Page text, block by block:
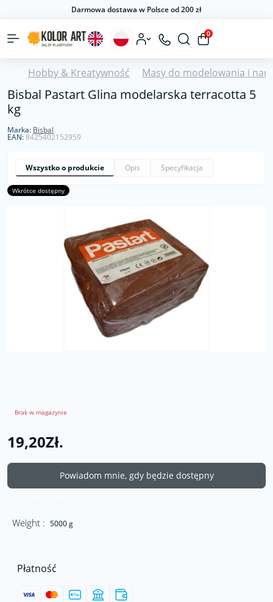
Darmowa dostawa w Polsce od 200 zł
0
Hobby & Kreatywność Masy do modelowania i
Bisbal Pastart Glina modelarska terracotta 5
kg
Marka: Bisbal
EAN:8425402152959
Wszystko o produkcie Opis Specyfikacja
Wkrótce dostępny
Brak w magazynie
19,20Zł.
Powiadom mnie, gdy będzie dostępny
Weight : 5000 g
Płatność